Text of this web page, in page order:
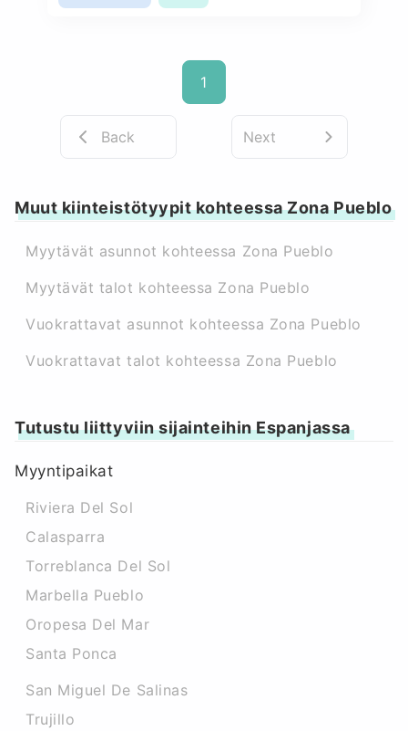
1
Back Next
Muut kiinteistötyypit kohteessa Zona Pueblo
Myytävät asunnot kohteessa Zona Pueblo
Myytävät talot kohteessa Zona Pueblo
Vuokrattavat asunnot kohteessa Zona Pueblo
Vuokrattavat talot kohteessa Zona Pueblo
Tutustu liittyviin sijainteihin Espanjassa
Myyntipaikat
Riviera Del Sol
Calasparra
Torreblanca Del Sol
Marbella Pueblo
Oropesa Del Mar
Santa Ponca
San Miguel De Salinas
Trujillo